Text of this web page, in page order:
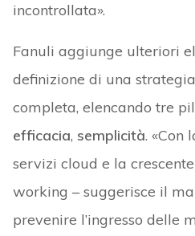
incontrollata».
Fanuli aggiunge ulteriori
definizione di una
completa, elencando tre
efficacia, semplicità. «Con
servizi cloud e la
working – suggerisce il
prevenire l’ingresso delle